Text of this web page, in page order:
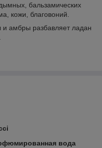
бальзамических
кожи, благовоний.
амбры разбавляет ладан
вода